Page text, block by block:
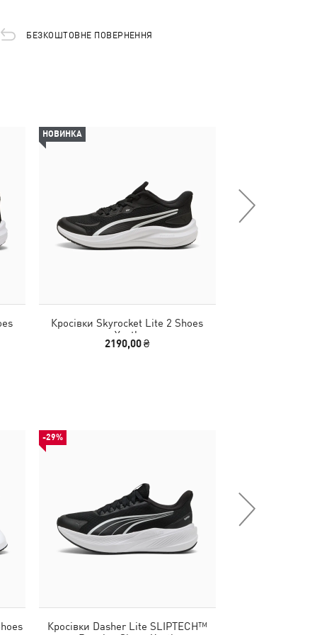
БЕЗКОШТОВНЕ ПОВЕРНЕННЯ
НОВИНКА
Кросівки Skyrocket Lite 2 Shoes
Youth
2190,00 ₴
-29%
Кросівки Dasher Lite SLIPTECH™